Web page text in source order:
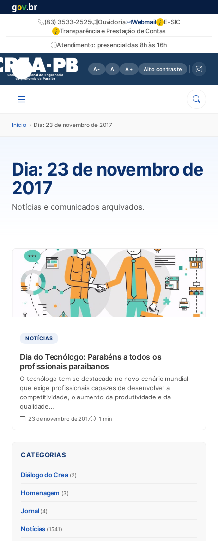
gov.br
Atendimento: presencial das 8h às 16h
(83) 3533-2525 Ouvidoria Webmail i E-SIC
i Transparência e Prestação de Contas
A- A A+ Alto contraste
Início › Dia: 23 de novembro de 2017
Dia: 23 de novembro de
2017
Notícias e comunicados arquivados.
NOTÍCIAS
Dia do Tecnólogo: Parabéns a todos os
profissionais paraibanos
O tecnólogo tem se destacado no novo cenário mundial
que exige profissionais capazes de desenvolver a
competitividade, o aumento da produtividade e da
qualidade…
23 de novembro de 2017 1 min
CATEGORIAS
Diálogo do Crea (2)
Homenagem (3)
Jornal (4)
Notícias (1541)